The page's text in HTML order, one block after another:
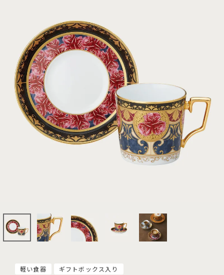
軽い食器 ギフトボックス入り